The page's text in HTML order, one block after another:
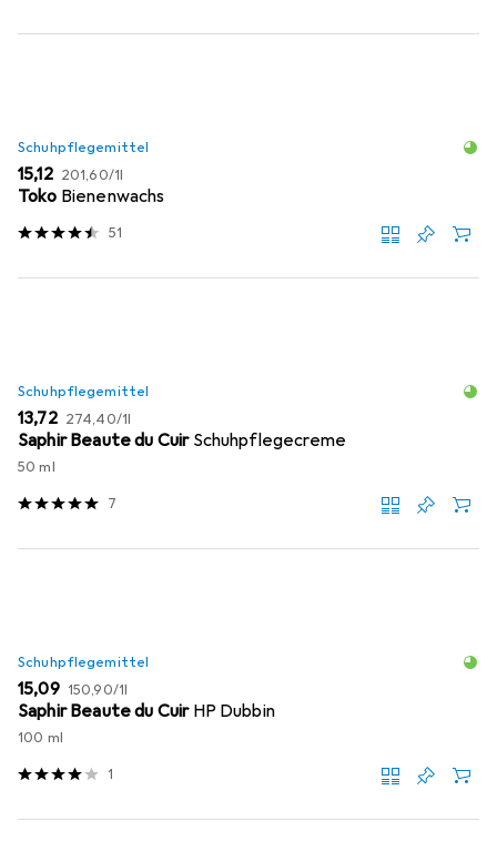
Schuhpflegemittel
EUR
15,12 EUR
201,60/1l
Toko Bienenwachs
51
Schuhpflegemittel
EUR
13,72 EUR
274,40/1l
Saphir Beaute du Cuir Schuhpflegecreme
50 ml
7
Schuhpflegemittel
EUR
15,09 EUR
150,90/1l
Saphir Beaute du Cuir HP Dubbin
100 ml
1